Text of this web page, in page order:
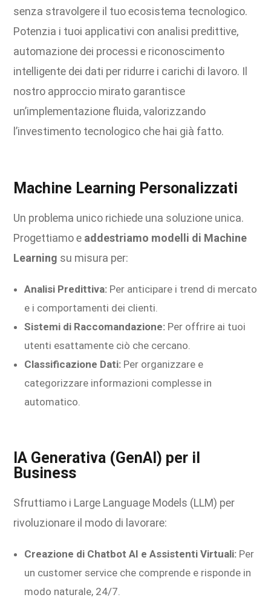
senza stravolgere il tuo ecosistema tecnologico.
Potenzia i tuoi applicativi con analisi predittive,
automazione dei processi e riconoscimento
intelligente dei dati per ridurre i carichi di lavoro. Il
nostro approccio mirato garantisce
un’implementazione fluida, valorizzando
l’investimento tecnologico che hai già fatto.
Machine Learning Personalizzati
Un problema unico richiede una soluzione unica.
Progettiamo e addestriamo modelli di Machine
Learning su misura per:
Analisi Predittiva: Per anticipare i trend di mercato
e i comportamenti dei clienti.
Sistemi di Raccomandazione: Per offrire ai tuoi
utenti esattamente ciò che cercano.
Classificazione Dati: Per organizzare e
categorizzare informazioni complesse in
automatico.
IA Generativa (GenAI) per il
Business
Sfruttiamo i Large Language Models (LLM) per
rivoluzionare il modo di lavorare:
Creazione di Chatbot AI e Assistenti Virtuali: Per
un customer service che comprende e risponde in
modo naturale, 24/7.